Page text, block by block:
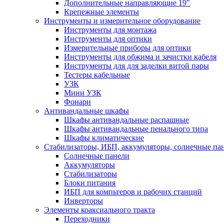
Дополнительные направляющие 19"
Крепежные элементы
Инструменты и измерительное оборудование
Инструменты для монтажа
Инструменты для оптики
Измерительные приборы для оптики
Инструменты для обжима и зачистки кабеля
Инструменты для для заделки витой пары
Тестеры кабельные
УЗК
Мини УЗК
Фонари
Антивандальные шкафы
Шкафы антивандальные распашные
Шкафы антивандальные пенального типа
Шкафы климатические
Стабилизаторы, ИБП, аккумуляторы, солнечные
Солнечные панели
Аккумуляторы
Стабилизаторы
Блоки питания
ИБП для компьтеров и рабочих станций
Инверторы
Элементы коаксиального тракта
Переходники